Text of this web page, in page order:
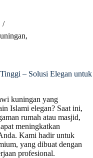
,
– Solusi Elegan untuk
kuningan yang
Islami elegan? Saat ini,
rumah atau masjid,
meningkatkan
Kami hadir untuk
yang dibuat dengan
profesional.